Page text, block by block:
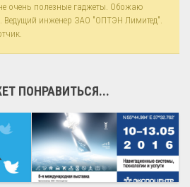
очень полезные гаджеты. Обожаю
Ведущий инженер ЗАО "ОПТЭН Лимитед".
ПОНРАВИТЬСЯ...